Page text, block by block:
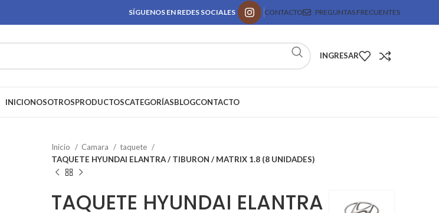
SÍGUENOS EN REDES SOCIALES CONTACTO PREGUNTAS FRECUENTES
INGRESAR
INICIONOSOTROSPRODUCTOSCATEGORÍASBLOGCONTACTO
Inicio Camara
taquete
TAQUETE HYUNDAI ELANTRA / TIBURON / MATRIX 1.8 (8 UNIDADES)
TAQUETE HYUNDAI ELANTRA